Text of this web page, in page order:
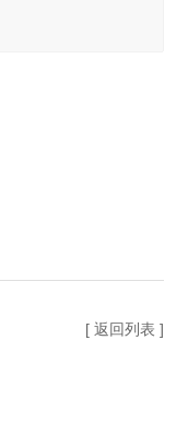
[ 返回列表 ]